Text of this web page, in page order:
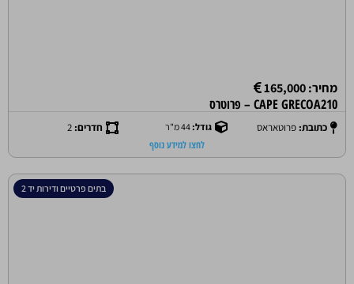
מחיר: 165,000
CAPE GRECOA210 – פרוטרס
כתובת: פרוטאראס גודל:44 מ"ר חדרים:2
לחצו למידע נוסף
בתים פרטיים ודירות יד 2